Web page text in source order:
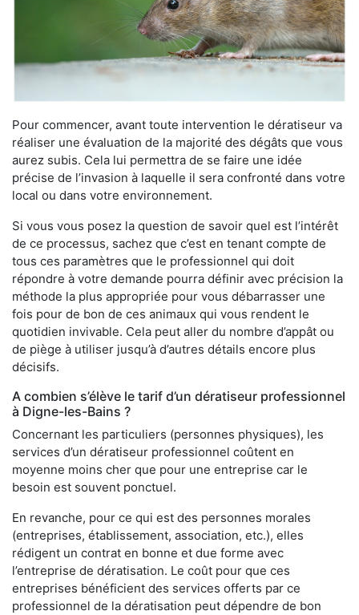
Pour commencer, avant toute intervention le dératiseur va
réaliser une évaluation de la majorité des dégâts que vous
aurez subis. Cela lui permettra de se faire une idée
précise de l’invasion à laquelle il sera confronté dans votre
local ou dans votre environnement.
Si vous vous posez la question de savoir quel est l’intérêt
de ce processus, sachez que c’est en tenant compte de
tous ces paramètres que le professionnel qui doit
répondre à votre demande pourra définir avec précision la
méthode la plus appropriée pour vous débarrasser une
fois pour de bon de ces animaux qui vous rendent le
quotidien invivable. Cela peut aller du nombre d’appât ou
de piège à utiliser jusqu’à d’autres détails encore plus
décisifs.
A combien s’élève le tarif d’un dératiseur professionnel
à Digne-les-Bains ?
Concernant les particuliers (personnes physiques), les
services d’un dératiseur professionnel coûtent en
moyenne moins cher que pour une entreprise car le
besoin est souvent ponctuel.
En revanche, pour ce qui est des personnes morales
(entreprises, établissement, association, etc.), elles
rédigent un contrat en bonne et due forme avec
l’entreprise de dératisation. Le coût pour que ces
entreprises bénéficient des services offerts par ce
professionnel de la dératisation peut dépendre de bon